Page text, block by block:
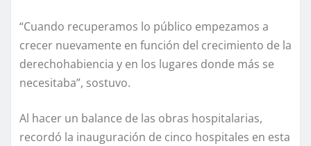
“Cuando recuperamos lo público empezamos a
crecer nuevamente en función del crecimiento de la
derechohabiencia y en los lugares donde más se
necesitaba”, sostuvo.
Al hacer un balance de las obras hospitalarias,
recordó la inauguración de cinco hospitales en esta